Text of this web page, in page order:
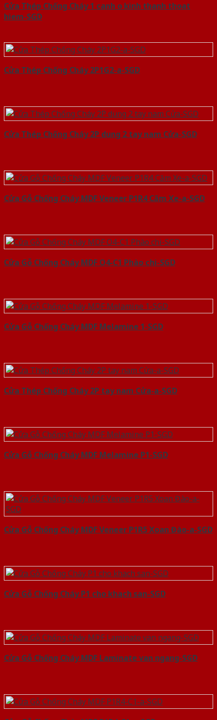
Cửa Thép Chống Cháy 1 canh o kinh thanh thoat
hiem-SGD
Cửa Thép Chống Cháy 2P1G2-a-SGD
Cửa Thép Chống Cháy 2P dung 2 tay nam Cửa-SGD
Cửa Gỗ Chống Cháy MDF Veneer P1R4 Căm Xe-a-SGD
Cửa Gỗ Chống Cháy MDF O4-C1 Phào chi-SGD
Cửa Gỗ Chống Cháy MDF Melamine 1-SGD
Cửa Thép Chống Cháy 2P tay nam Cửa-a-SGD
Cửa Gỗ Chống Cháy MDF Melamine P1-SGD
Cửa Gỗ Chống Cháy MDF Veneer P1R5 Xoan Đào-a-SGD
Cửa Gỗ Chống Cháy P1 cho khach san-SGD
Cửa Gỗ Chống Cháy MDF Laminate van ngang-SGD